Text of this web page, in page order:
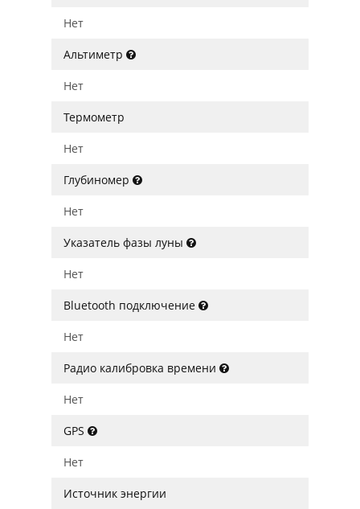
Нет
Альтиметр
Нет
Термометр
Нет
Глубиномер
Нет
Указатель фазы луны
Нет
Bluetooth подключение
Нет
Радио калибровка времени
Нет
GPS
Нет
Источник энергии